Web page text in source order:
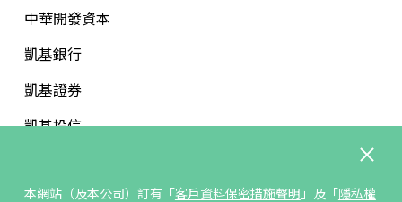
本網站（及本公司）訂有「客戶資料保密措施聲明 」及「隱私權
中華開發資本
凱基銀行
凱基證券
凱基投信